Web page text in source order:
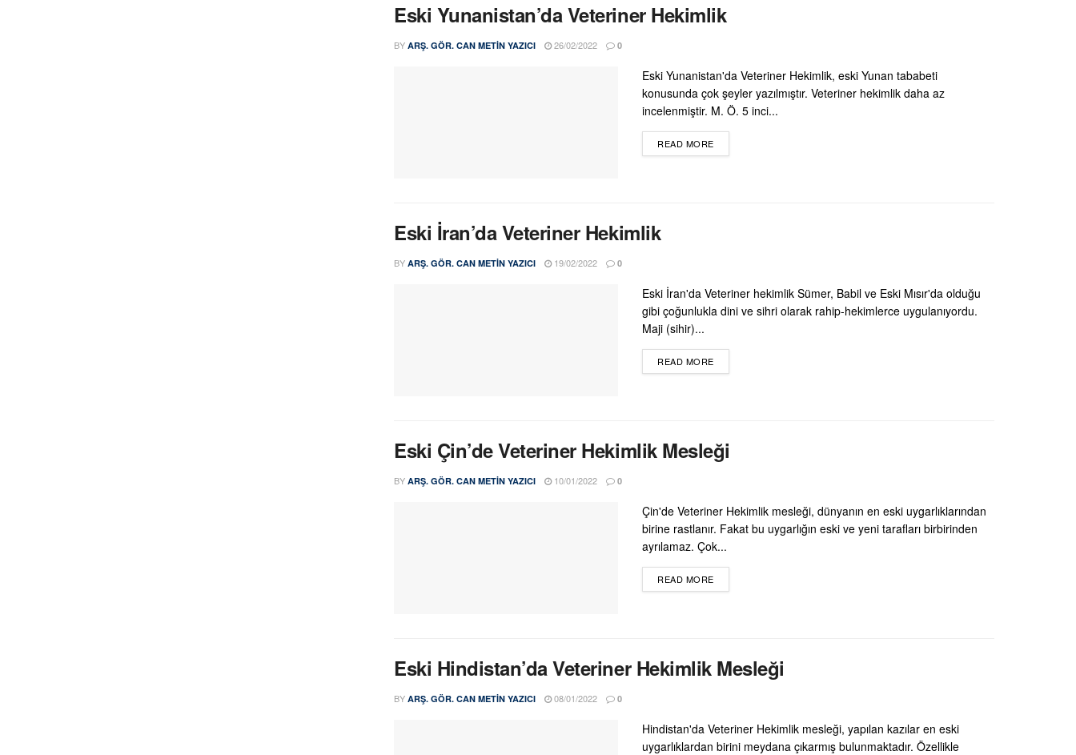
Eski Yunanistan’da Veteriner Hekimlik
BY ARŞ. GÖR. CAN METIN YAZICI 26/02/2022 0
Eski Yunanistan'da Veteriner Hekimlik, eski Yunan tababeti
konusunda çok şeyler yazılmıştır. Veteriner hekimlik daha az
incelenmiştir. M. Ö. 5 inci...
READ MOREDETAILS
Eski İran’da Veteriner Hekimlik
BY ARŞ. GÖR. CAN METIN YAZICI 19/02/2022 0
Eski İran'da Veteriner hekimlik Sümer, Babil ve Eski Mısır'da olduğu
gibi çoğunlukla dini ve sihri olarak rahip-hekimlerce uygulanıyordu.
Maji (sihir)...
READ MOREDETAILS
Eski Çin’de Veteriner Hekimlik Mesleği
BY ARŞ. GÖR. CAN METIN YAZICI 10/01/2022 0
Çin'de Veteriner Hekimlik mesleği, dünyanın en eski uygarlıklarından
birine rastlanır. Fakat bu uygarlığın eski ve yeni tarafları birbirinden
ayrılamaz. Çok...
READ MOREDETAILS
Eski Hindistan’da Veteriner Hekimlik Mesleği
BY ARŞ. GÖR. CAN METIN YAZICI 08/01/2022 0
Hindistan'da Veteriner Hekimlik mesleği, yapılan kazılar en eski
uygarlıklardan birini meydana çıkarmış bulunmaktadır. Özellikle